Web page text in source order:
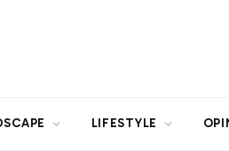
LIFESTYLE